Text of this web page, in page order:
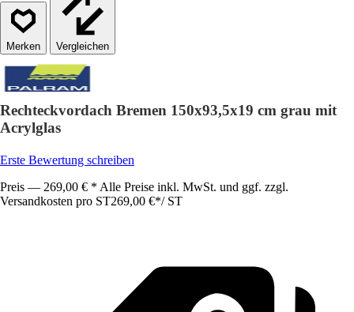
Vergleichen
Rechteckvordach Bremen 150x93,5x19 cm grau mit
Acrylglas
Erste Bewertung schreiben
Preis — 269,00 € * Alle Preise inkl. MwSt. und ggf. zzgl.
Versandkosten pro ST269,00 €*/ ST